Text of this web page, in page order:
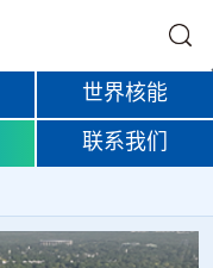
世界核能
联系我们